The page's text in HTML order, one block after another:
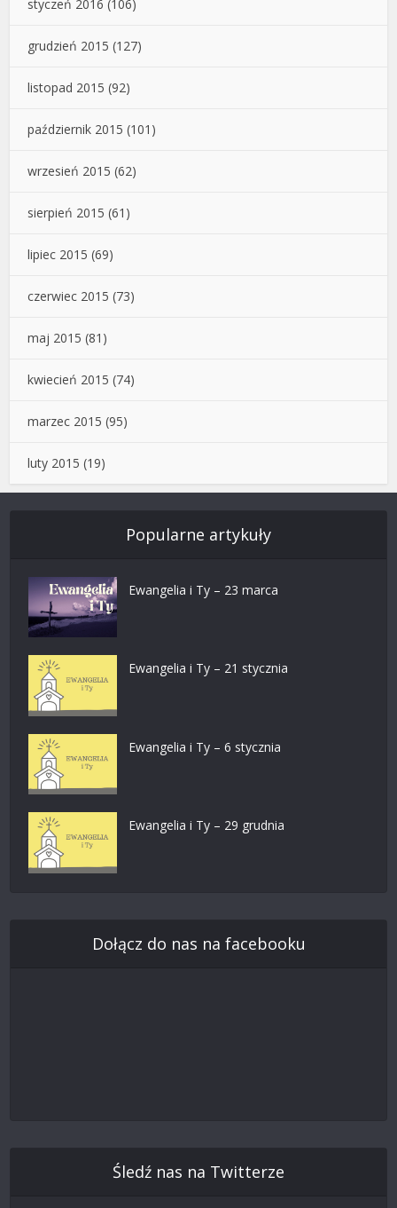
styczeń 2016 (106)
grudzień 2015 (127)
listopad 2015 (92)
październik 2015 (101)
wrzesień 2015 (62)
sierpień 2015 (61)
lipiec 2015 (69)
czerwiec 2015 (73)
maj 2015 (81)
kwiecień 2015 (74)
marzec 2015 (95)
luty 2015 (19)
Popularne artykuły
Ewangelia i Ty – 23 marca
Ewangelia i Ty – 21 stycznia
Ewangelia i Ty – 6 stycznia
Ewangelia i Ty – 29 grudnia
Dołącz do nas na facebooku
Śledź nas na Twitterze